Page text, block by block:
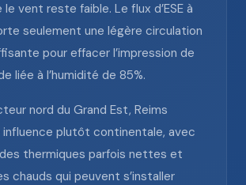
vent reste faible. Le flux d’ESE à
seulement une légère circulation
pour effacer l’impression de
liée à l’humidité de 85%.
nord du Grand Est, Reims
plutôt continentale, avec
thermiques parfois nettes et
chauds qui peuvent s’installer